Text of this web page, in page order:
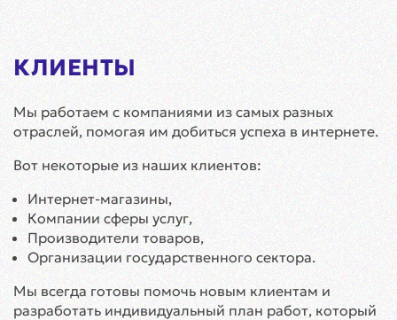
КЛИЕНТЫ
Мы работаем с компаниями из самых разных
отраслей, помогая им добиться успеха в интернете.
Вот некоторые из наших клиентов:
Интернет-магазины,
Компании сферы услуг,
Производители товаров,
Организации государственного сектора.
Мы всегда готовы помочь новым клиентам и
разработать индивидуальный план работ, который